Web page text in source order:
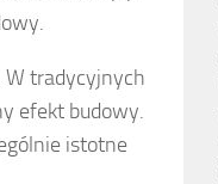
W tradycyjnych
efekt budowy.
istotne